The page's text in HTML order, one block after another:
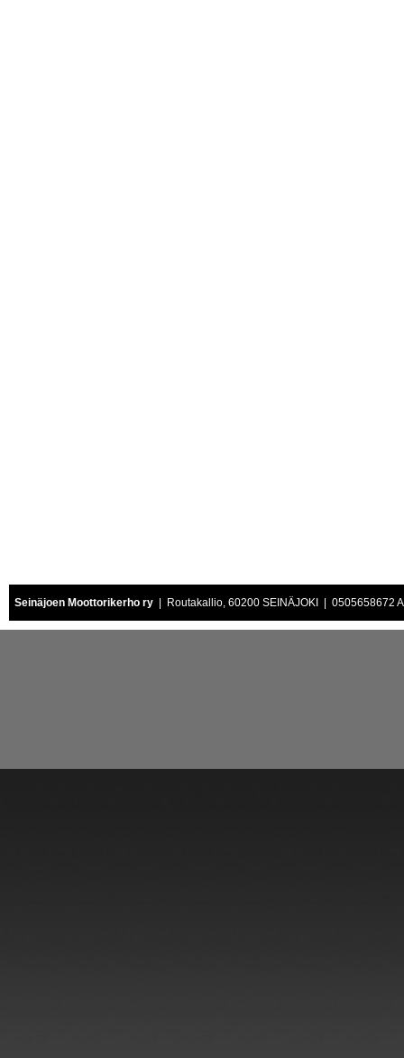
Seinäjoen Moottorikerho ry | Routakallio, 60200 SEINÄJOKI | 0505658672